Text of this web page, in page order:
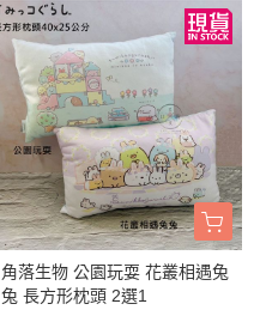
角落生物 公園玩耍 花叢相遇兔
兔 長方形枕頭 2選1